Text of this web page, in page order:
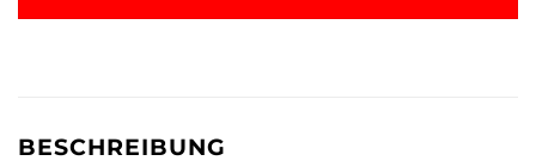
BESCHREIBUNG